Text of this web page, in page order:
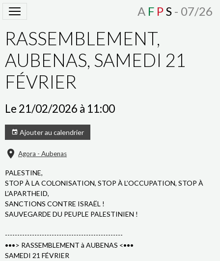
A F PS - 07/26
RASSEMBLEMENT,
AUBENAS, SAMEDI 21
FÉVRIER
Le 21/02/2026 à 11:00
Ajouter au calendrier
Agora - Aubenas
PALESTINE,
STOP À LA COLONISATION, STOP À L’OCCUPATION, STOP À
L’APARTHEID,
SANCTIONS CONTRE ISRAËL !
SAUVEGARDE DU PEUPLE PALESTINIEN !
------------------------------------------------
•••> RASSEMBLEMENT à AUBENAS <•••
SAMEDI 21 FÉVRIER